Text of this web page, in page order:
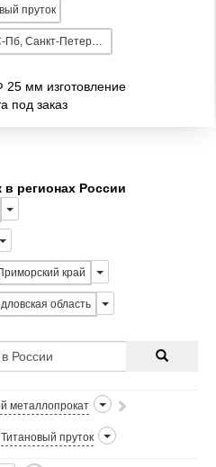
пруток
Санкт-Петербург
25 мм изготовление
под заказ
регионах России
край
область
металлопрокат
Титановый пруток